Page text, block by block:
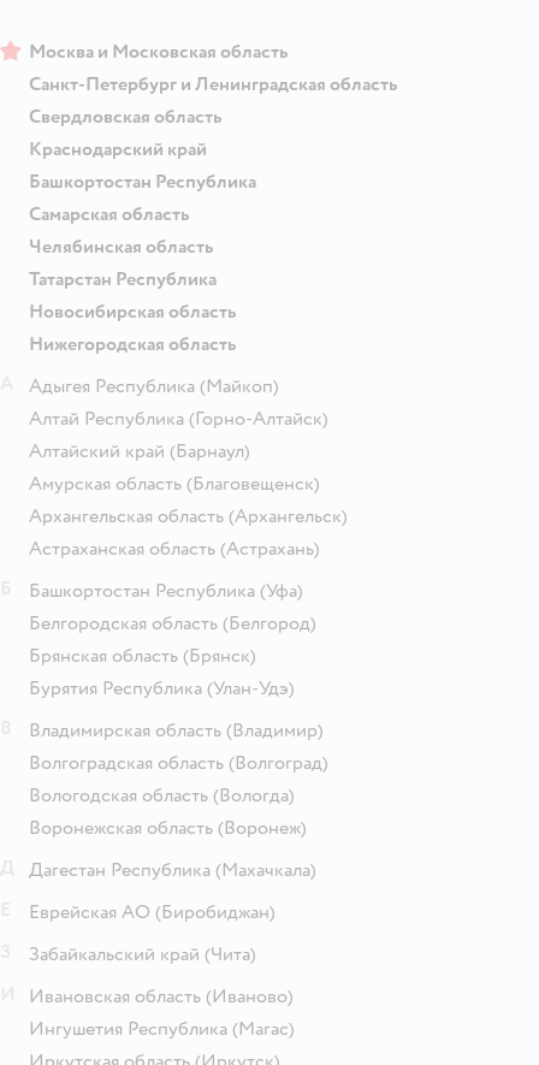
Москва и Московская область
Санкт-Петербург и Ленинградская область
Свердловская область
Краснодарский край
Башкортостан Республика
Самарская область
Челябинская область
Татарстан Республика
Новосибирская область
Нижегородская область
Адыгея Республика (Майкоп)
Алтай Республика (Горно-Алтайск)
Алтайский край (Барнаул)
Амурская область (Благовещенск)
Архангельская область (Архангельск)
Астраханская область (Астрахань)
Башкортостан Республика (Уфа)
Белгородская область (Белгород)
Брянская область (Брянск)
Бурятия Республика (Улан-Удэ)
Владимирская область (Владимир)
Волгоградская область (Волгоград)
Вологодская область (Вологда)
Воронежская область (Воронеж)
Дагестан Республика (Махачкала)
Еврейская АО (Биробиджан)
Забайкальский край (Чита)
Ивановская область (Иваново)
Ингушетия Республика (Магас)